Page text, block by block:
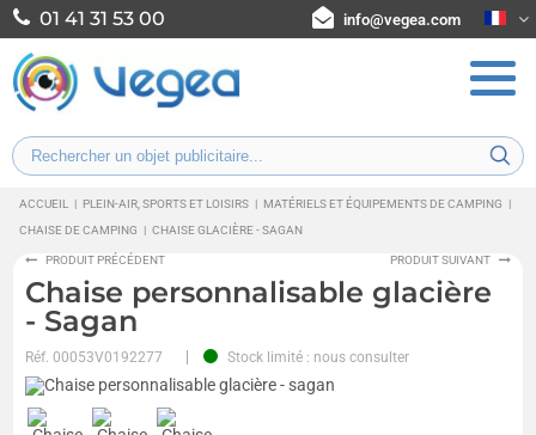
01 41 31 53 00 info@vegea.com
ACCUEIL | PLEIN-AIR, SPORTS ET LOISIRS | MATÉRIELS ET ÉQUIPEMENTS DE CAMPING
|
CHAISE DE CAMPING
| CHAISE GLACIÈRE - SAGAN
PRODUIT PRÉCÉDENT PRODUIT SUIVANT
Chaise personnalisable glacière
- Sagan
Réf.00053V0192277 Stock limité : nous consulter